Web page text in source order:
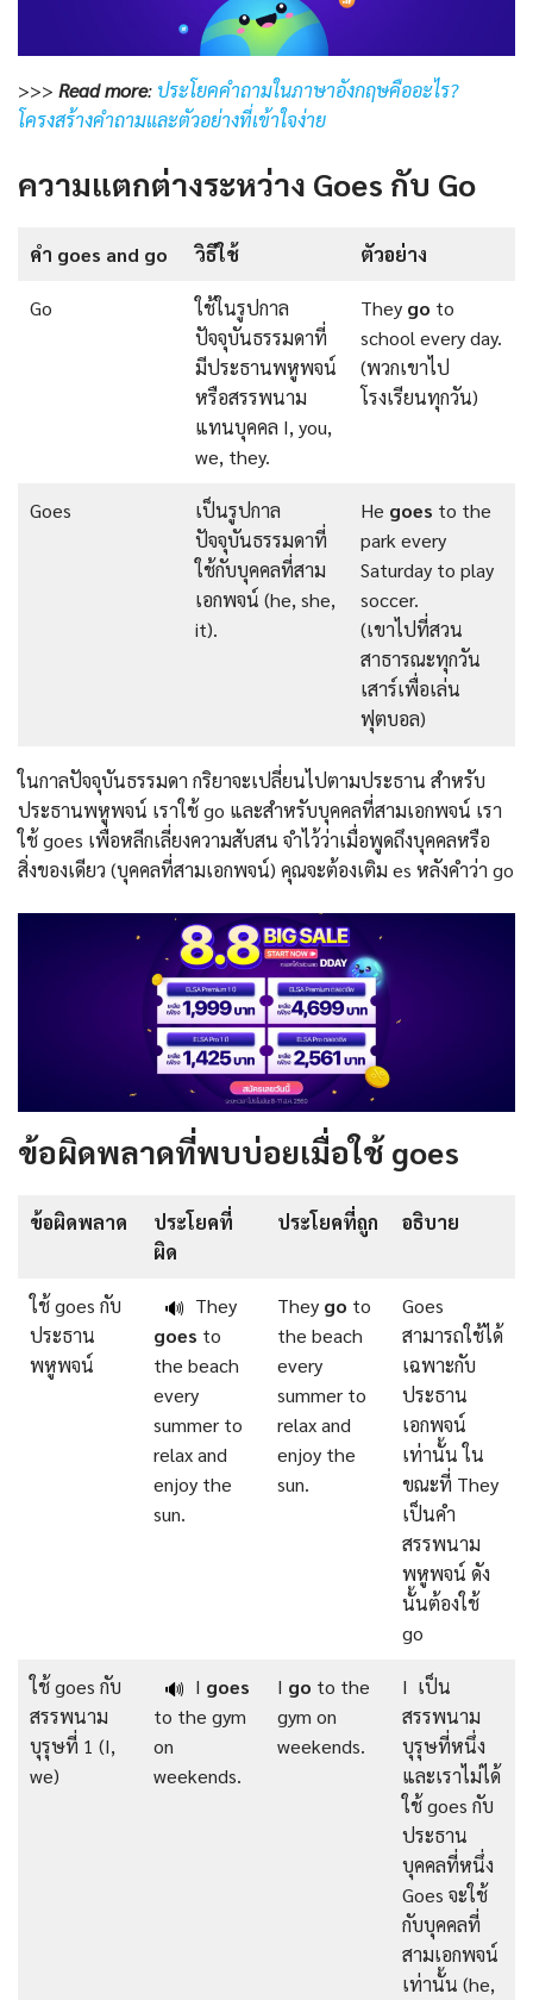
>>> Read more: ประโยคคำถามในภาษาอังกฤษคืออะไร?
โครงสร้างคำถามและตัวอย่างที่เข้าใจง่าย
ความแตกต่างระหว่าง Goes กับ Go
คํา goes and go วิธีใช้ ตัวอย่าง
Go
ใช้ในรูปกาล
ปัจจุบันธรรมดาที่
มีประธานพหูพจน์
หรือสรรพนาม
แทนบุคคล I, you,
we, they.
They go to
school every day.
(พวกเขาไป
โรงเรียนทุกวัน)
Goes
เป็นรูปกาล
ปัจจุบันธรรมดาที่
ใช้กับบุคคลที่สาม
เอกพจน์ (he, she,
it).
He goes to the
park every
Saturday to play
soccer.
(เขาไปที่สวน
สาธารณะทุกวัน
เสาร์เพื่อเล่น
ฟุตบอล)
ในกาลปัจจุบันธรรมดา กริยาจะเปลี่ยนไปตามประธาน สำหรับ
ประธานพหูพจน์ เราใช้ go และสำหรับบุคคลที่สามเอกพจน์ เรา
ใช้ goes เพื่อหลีกเลี่ยงความสับสน จำไว้ว่าเมื่อพูดถึงบุคคลหรือ
สิ่งของเดียว (บุคคลที่สามเอกพจน์) คุณจะต้องเติม es หลังคําว่า go
ข้อผิดพลาดที่พบบ่อยเมื่อใช้ goes
ข้อผิดพลาด
ประโยคที่
ผิด
ประโยคที่ถูก อธิบาย
ใช้ goes กับ
ประธาน
พหูพจน์
🔊 They
goes to
the beach
every
summer to
relax and
enjoy the
sun.
They go to
the beach
every
summer to
relax and
enjoy the
sun.
Goes
สามารถใช้ได้
เฉพาะกับ
ประธาน
เอกพจน์
เท่านั้น ใน
ขณะที่ They
เป็นคำ
สรรพนาม
พหูพจน์ ดัง
นั้นต้องใช้
go
ใช้ goes กับ
สรรพนาม
บุรุษที่ 1 (I,
we)
🔊 I goes
to the gym
on
weekends.
I go to the
gym on
weekends.
I เป็น
สรรพนาม
บุรุษที่หนึ่ง
และเราไม่ได้
ใช้ goes กับ
ประธาน
บุคคลที่หนึ่ง
Goes จะใช้
กับบุคคลที่
สามเอกพจน์
เท่านั้น (he,